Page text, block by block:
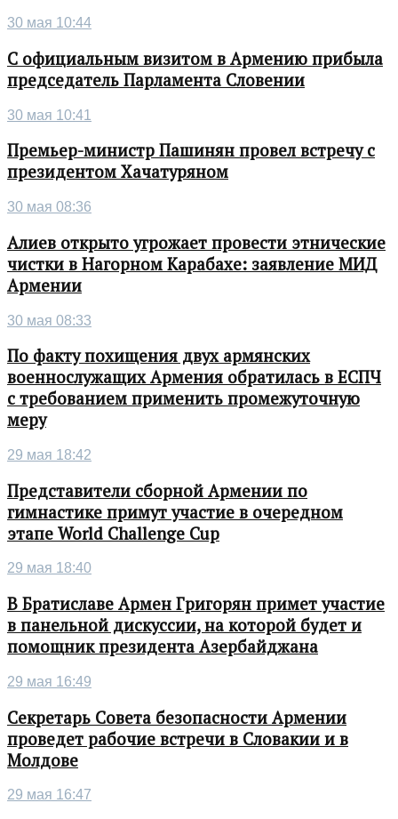
30 мая 10:44
С официальным визитом в Армению прибыла
председатель Парламента Словении
30 мая 10:41
Премьер-министр Пашинян провел встречу с
президентом Хачатуряном
30 мая 08:36
Алиев открыто угрожает провести этнические
чистки в Нагорном Карабахе: заявление МИД
Армении
30 мая 08:33
По факту похищения двух армянских
военнослужащих Армения обратилась в ЕСПЧ
с требованием применить промежуточную
меру
29 мая 18:42
Представители сборной Армении по
гимнастике примут участие в очередном
этапе World Challenge Cup
29 мая 18:40
В Братиславе Армен Григорян примет участие
в панельной дискуссии, на которой будет и
помощник президента Азербайджана
29 мая 16:49
Секретарь Совета безопасности Армении
проведет рабочие встречи в Словакии и в
Молдове
29 мая 16:47